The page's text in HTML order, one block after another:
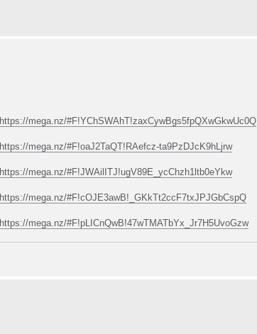
https://mega.nz/#F!YChSWAhT!zaxCywBgs5fpQXwGkwUc0Q
https://mega.nz/#F!oaJ2TaQT!RAefcz-ta9PzDJcK9hLjrw
https://mega.nz/#F!JWAilITJ!ugV89E_ycChzh1ltb0eYkw
https://mega.nz/#F!cOJE3awB!_GKkTt2ccF7txJPJGbCspQ
https://mega.nz/#F!pLICnQwB!47wTMATbYx_Jr7H5UvoGzw